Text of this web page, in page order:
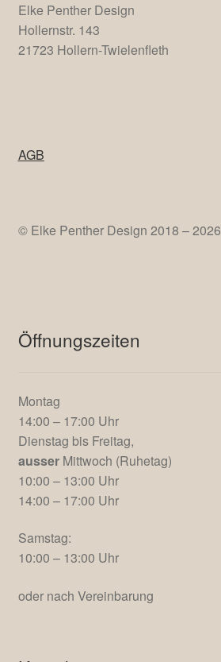
Elke Penther Design
Hollernstr. 143
21723 Hollern-Twielenfleth
AGB
© Elke Penther Design 2018 – 2026
Öffnungszeiten
Montag
14:00 – 17:00 Uhr
Dienstag bis Freitag,
ausserMittwoch (Ruhetag)
10:00 – 13:00 Uhr
14:00 – 17:00 Uhr
Samstag:
10:00 – 13:00 Uhr
oder nach Vereinbarung